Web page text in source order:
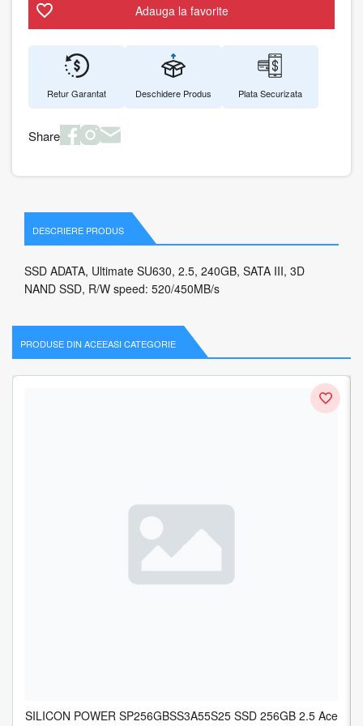
Adauga la favorite
Retur Garantat Deschidere Produs Plata Securizata
Share
DESCRIERE PRODUS
SSD ADATA, Ultimate SU630, 2.5, 240GB, SATA III, 3D
NAND SSD, R/W speed: 520/450MB/s
PRODUSE DIN ACEEASI CATEGORIE
SILICON POWER SP256GBSS3A55S25 SSD 256GB 2.5 Ace
CORSAIR SSD MP600 PRO XT 2TB NVMe PCIe M.2